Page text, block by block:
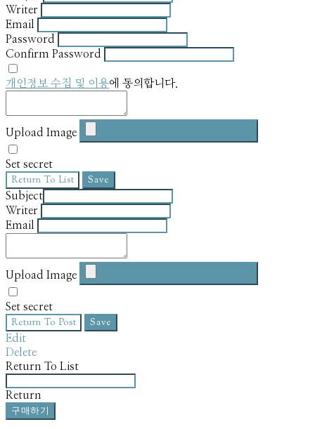
Writer
Email
Password
Confirm Password
개인정보 수집 및 이용에 동의합니다.
Upload Image
Set secret
Return To List Save
Subject
Writer
Email
Upload Image
Set secret
Return To Post Save
Edit
Delete
Return To List
Return
구매하기